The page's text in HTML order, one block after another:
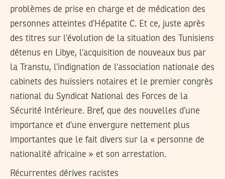
problèmes de prise en charge et de médication des
personnes atteintes d’Hépatite C. Et ce, juste après
des titres sur l’évolution de la situation des Tunisiens
détenus en Libye, l’acquisition de nouveaux bus par
la Transtu, l’indignation de l’association nationale des
cabinets des huissiers notaires et le premier congrès
national du Syndicat National des Forces de la
Sécurité Intérieure. Bref, que des nouvelles d’une
importance et d’une envergure nettement plus
importantes que le fait divers sur la « personne de
nationalité africaine » et son arrestation.
Récurrentes dérives racistes